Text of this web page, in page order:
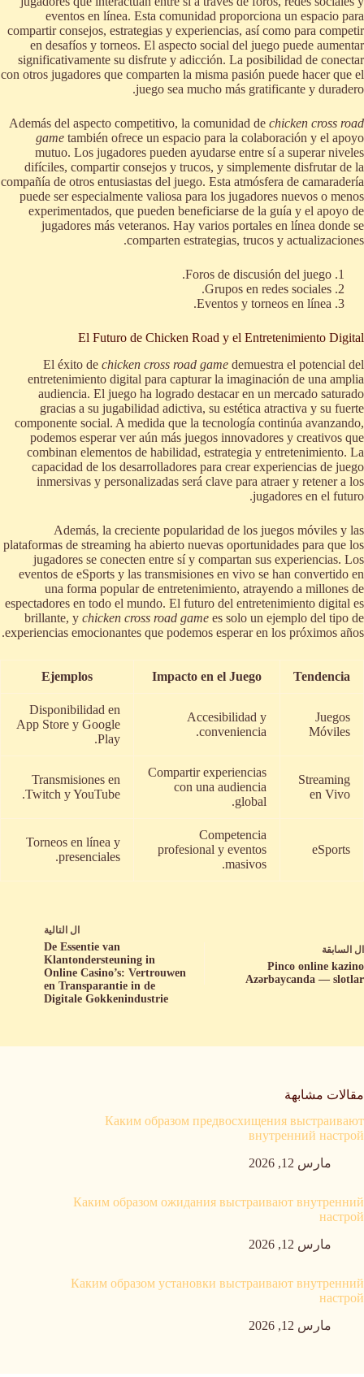
eventos en línea. Esta comunidad proporciona un espacio para
compartir consejos, estrategias y experiencias, así como para competir
en desafíos y torneos. El aspecto social del juego puede aumentar
significativamente su disfrute y adicción. La posibilidad de conectar
con otros jugadores que comparten la misma pasión puede hacer que el
juego sea mucho más gratificante y duradero.
Además del aspecto competitivo, la comunidad de chicken cross road
game también ofrece un espacio para la colaboración y el apoyo
mutuo. Los jugadores pueden ayudarse entre sí a superar niveles
difíciles, compartir consejos y trucos, y simplemente disfrutar de la
compañía de otros entusiastas del juego. Esta atmósfera de camaradería
puede ser especialmente valiosa para los jugadores nuevos o menos
experimentados, que pueden beneficiarse de la guía y el apoyo de
jugadores más veteranos. Hay varios portales en línea donde se
comparten estrategias, trucos y actualizaciones.
Foros de discusión del juego.
Grupos en redes sociales.
Eventos y torneos en línea.
El Futuro de Chicken Road y el Entretenimiento Digital
El éxito de chicken cross road game demuestra el potencial del
entretenimiento digital para capturar la imaginación de una amplia
audiencia. El juego ha logrado destacar en un mercado saturado
gracias a su jugabilidad adictiva, su estética atractiva y su fuerte
componente social. A medida que la tecnología continúa avanzando,
podemos esperar ver aún más juegos innovadores y creativos que
combinan elementos de habilidad, estrategia y entretenimiento. La
capacidad de los desarrolladores para crear experiencias de juego
inmersivas y personalizadas será clave para atraer y retener a los
jugadores en el futuro.
Además, la creciente popularidad de los juegos móviles y las
plataformas de streaming ha abierto nuevas oportunidades para que los
jugadores se conecten entre sí y compartan sus experiencias. Los
eventos de eSports y las transmisiones en vivo se han convertido en
una forma popular de entretenimiento, atrayendo a millones de
espectadores en todo el mundo. El futuro del entretenimiento digital es
brillante, y chicken cross road game es solo un ejemplo del tipo de
experiencias emocionantes que podemos esperar en los próximos años.
Tendencia
Impacto en el Juego
Ejemplos
Juegos
Móviles
Accesibilidad y
conveniencia.
Disponibilidad en
App Store y Google
Play.
Streaming
en Vivo
Compartir experiencias
con una audiencia
global.
Transmisiones en
Twitch y YouTube.
eSports
Competencia
profesional y eventos
masivos.
Torneos en línea y
presenciales.
ال السابقة
Pinco online kazino
Azərbaycanda — slotlar
ال التالية
De Essentie van
Klantondersteuning in
Online Casino’s: Vertrouwen
en Transparantie in de
Digitale Gokkenindustrie
مقالات مشابهة
Каким образом предвосхищения выстраивают
внутренний настрой
مارس 12, 2026
Каким образом ожидания выстраивают внутренний
настрой
مارس 12, 2026
Каким образом установки выстраивают внутренний
настрой
مارس 12, 2026